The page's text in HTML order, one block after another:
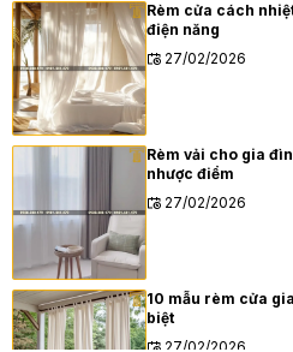
Rèm cửa cách
điện năng
27/02/2026
Rèm vải cho gia
nhược điểm
27/02/2026
10 mẫu rèm cửa
biệt
27/02/2026